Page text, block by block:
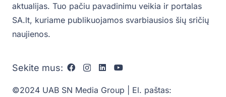
aktualijas. Tuo pačiu pavadinimu veikia ir portalas
SA.lt, kuriame publikuojamos svarbiausios šių sričių
naujienos.
Sekite mus:
©2024 UAB SN Media Group | El. paštas: